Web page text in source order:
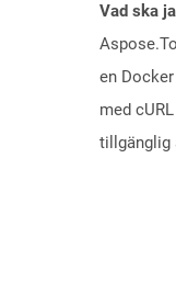
Vad ska
en
med
tillgänglig